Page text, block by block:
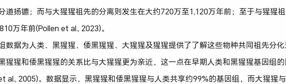
道扬镳；而与大猩猩祖先的分离则发生在大约720万至1,120万年前；至于与猩猩
万年前(Pollen et al., 2023)。
数据为人类、黑猩猩、倭黑猩猩、大猩猩及猩猩提供了了解这些物种共同祖先分
猩猩和倭黑猩猩的关系比与大猩猩更为亲近，这一点在早期人类和黑猩猩基因组
al., 2005)。数据显示，黑猩猩和倭黑猩猩与人类共享约99%的基因组，而大猩猩